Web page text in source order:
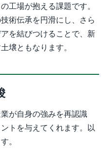
工場が抱える課題です。
術伝承を円滑にし、さら
を結びつけることで、新
壌ともなります。
が自身の強みを再認識
トを与えてくれます。以
。